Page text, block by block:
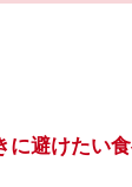
に避けたい